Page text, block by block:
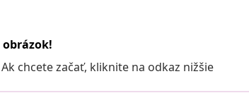
chcete začať, kliknite na odkaz nižšie